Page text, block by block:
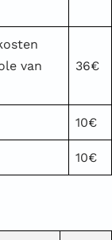
van
36€
10€
10€